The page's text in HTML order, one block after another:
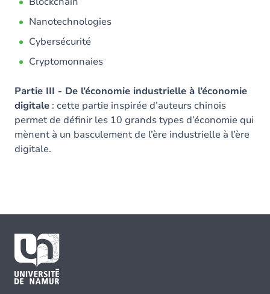
Nanotechnologies
Cybersécurité
Cryptomonnaies
Partie III - De l’économie industrielle à l’économie
digitale : cette partie inspirée d’auteurs chinois
permet de définir les 10 grands types d’économie qui
mènent à un basculement de l’ère industrielle à l’ère
digitale.